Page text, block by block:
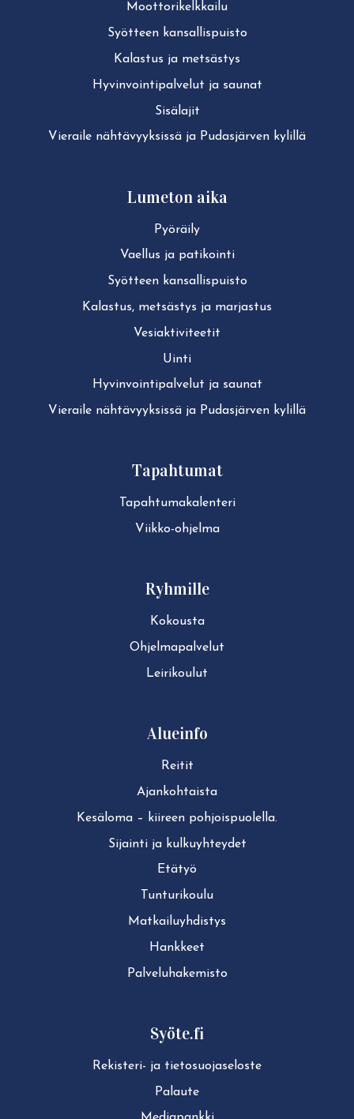
Moot­to­ri­kelk­kai­lu
Syötteen kan­sal­lis­puis­to
Kalastus ja metsästys
Hy­vin­voin­ti­pal­ve­lut ja saunat
Sisälajit
Vieraile näh­tä­vyyk­sis­sä ja Pudasjärven kylillä
Lumeton aika
Pyöräily
Vaellus ja patikointi
Syötteen kan­sal­lis­puis­to
Kalastus, metsästys ja marjastus
Ve­siak­ti­vi­tee­tit
Uinti
Hy­vin­voin­ti­pal­ve­lut ja saunat
Vieraile näh­tä­vyyk­sis­sä ja Pudasjärven kylillä
Tapahtumat
Ta­pah­tu­ma­ka­len­te­ri
Viikko-ohjelma
Ryhmille
Kokousta
Ohjelmapalvelut
Leirikoulut
Alueinfo
Reitit
Ajan­koh­tais­ta
Kesäloma – kiireen pohjoispuolella.
Sijainti ja kul­ku­yh­tey­det
Etätyö
Tun­tu­ri­kou­lu
Mat­kai­lu­yh­dis­tys
Hankkeet
Pal­ve­lu­ha­ke­mis­to
Syöte.fi
Rekisteri- ja tie­to­suo­ja­se­los­te
Palaute